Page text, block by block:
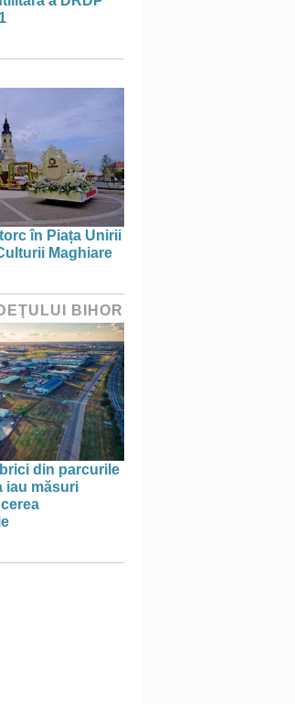
în Piața Unirii
Maghiare
BIHOR
din parcurile
iau măsuri